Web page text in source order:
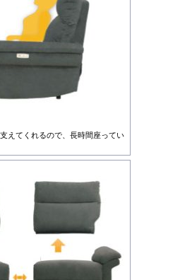
えてくれるので、長時間座ってい